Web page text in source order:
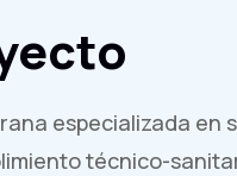
especializada en
técnico-